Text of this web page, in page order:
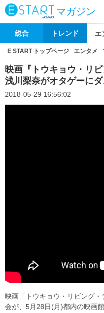
マガジン
総合 トレンド エ
E START トップページ エンタメ
映画『トウキョウ・リ
浅川梨奈がオタゲーにダ
2018-05-29 16:56:02
映画「トウキョウ・リビング
会が、5月28日(月)都内の映画